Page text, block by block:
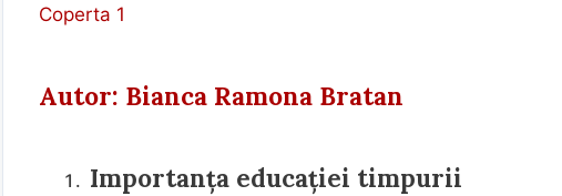
Coperta 1
Autor: Bianca Ramona Bratan
Importanța educației timpurii